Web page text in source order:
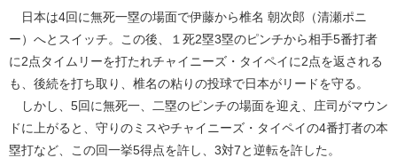
日本は4回に無死一塁の場面で伊藤から椎名 朝次郎（清瀬ポニ
ー）へとスイッチ。この後、１死2塁3塁のピンチから相手5番打者
に2点タイムリーを打たれチャイニーズ・タイペイに2点を返される
も、後続を打ち取り、椎名の粘りの投球で日本がリードを守る。
しかし、5回に無死一、二塁のピンチの場面を迎え、庄司がマウン
ドに上がると、守りのミスやチャイニーズ・タイペイの4番打者の本
塁打など、この回一挙5得点を許し、3対7と逆転を許した。